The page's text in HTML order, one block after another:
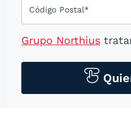
Código Postal*
Grupo Northius
tecnológicos,
mensajería